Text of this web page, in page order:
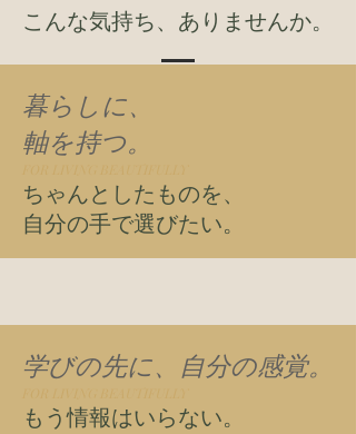
こんな気持ち、ありませんか。
暮らしに、
軸を持つ。
ちゃんとしたものを、
自分の手で選びたい。
学びの先に、 自分の感覚。
もう情報はいらない。